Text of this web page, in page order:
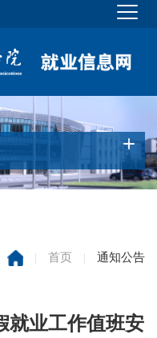
| 首页 | 通知公告
就业工作值班安